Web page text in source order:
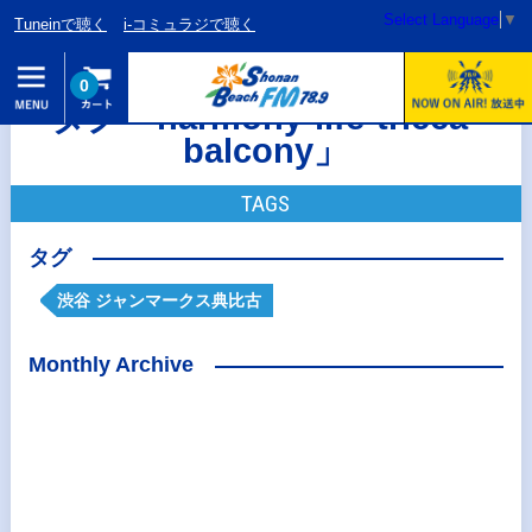
Tuneinで聴く i-コミュラジで聴く Select Language ▼
0
タグ「harmony-life-tricca-
balcony」
TAGS
タグ
渋谷 ジャンマークス典比古
Monthly Archive